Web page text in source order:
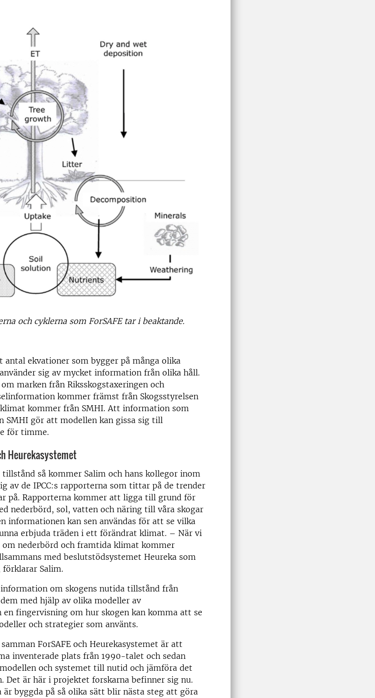
och cyklerna som ForSAFE tar i beaktande.
antal ekvationer som bygger på många olika
sig av mycket information från olika håll.
marken från Riksskogstaxeringen och
kommer främst från Skogsstyrelsen
kommer från SMHI. Att information som
SMHI gör att modellen kan gissa sig till
för timme.
Heurekasystemet
så kommer Salim och hans kollegor inom
av de IPCC:s rapporterna som tittar på de trender
på. Rapporterna kommer att ligga till grund för
nederbörd, sol, vatten och näring till våra skogar
informationen kan sen användas för att se vilka
erbjuda träden i ett förändrat klimat. – När vi
om nederbörd och framtida klimat kommer
med beslutstödsystemet Heureka som
Salim.
om skogens nutida tillstånd från
med hjälp av olika modeller av
en fingervisning om hur skogen kan komma att se
och strategier som använts.
ForSAFE och Heurekasystemet är att
inventerade plats från 1990-talet och sedan
och systemet till nutid och jämföra det
Det är här i projektet forskarna befinner sig nu.
är byggda på så olika sätt blir nästa steg att göra